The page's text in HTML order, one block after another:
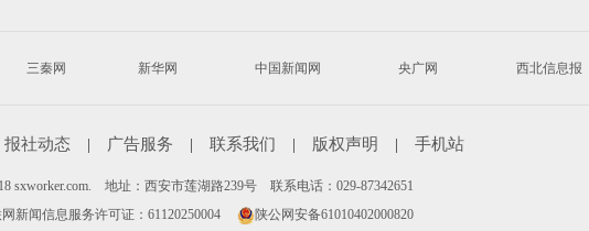
三秦网 新华网 中国新闻网 央广网 西北信息报
报社动态 | 广告服务 | 联系我们 | 版权声明 | 手机站
sxworker.com. 地址：西安市莲湖路239号 联系电话：029-87342651
新闻信息服务许可证：61120250004 陕公网安备61010402000820